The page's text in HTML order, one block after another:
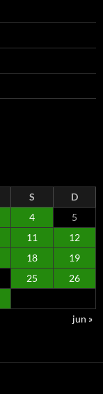
S
D
4
5
11
12
18
19
25
26
jun »